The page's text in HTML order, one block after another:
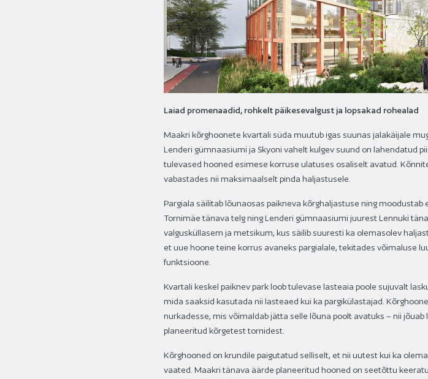
Laiad promenaadid, rohkelt päikesevalgust ja lopsakad rohealad
Maakri kõrghoonete kvartali süda muutub igas suunas jalakäijale
Lenderi gümnaasiumi ja Skyoni vahelt kulgev suund on lahendatud
tulevased hooned esimese korruse ulatuses osaliselt avatud.
vabastades nii maksimaalselt pinda haljastusele.
Pargiala säilitab lõunaosas paikneva kõrghaljastuse ning
Tornimäe tänava telg ning Lenderi gümnaasiumi juurest Lennuki
valgusküllasem ja metsikum, kus säilib suuresti ka olemasolev
et uue hoone teine korrus avaneks pargialale, tekitades võimaluse
funktsioone.
Kvartali keskel paiknev park loob tulevase lasteaia poole sujuvalt
mida saaksid kasutada nii lasteaed kui ka pargikülastajad.
nurkadesse, mis võimaldab jätta selle lõuna poolt avatuks – nii
planeeritud kõrgetest tornidest.
Kõrghooned on krundile paigutatud selliselt, et nii uutest kui ka
vaated. Maakri tänava äärde planeeritud hooned on seetõttu